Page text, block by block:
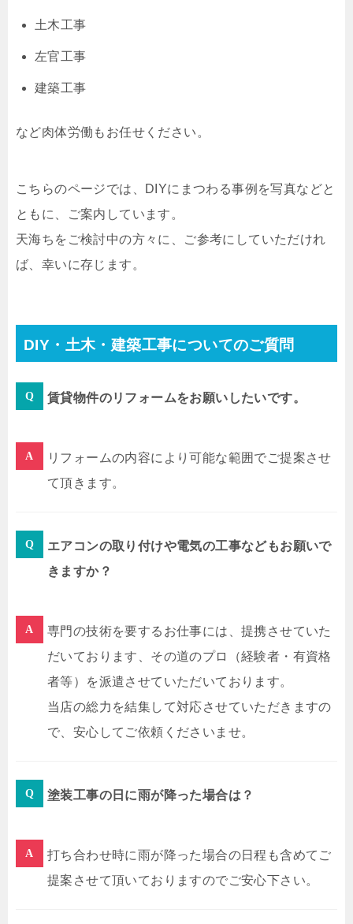
土木工事
左官工事
建築工事
など肉体労働もお任せください。
こちらのページでは、DIYにまつわる事例を写真などと
ともに、ご案内しています。
天海ちをご検討中の方々に、ご参考にしていただけれ
ば、幸いに存じます。
DIY・土木・建築工事についてのご質問
賃貸物件のリフォームをお願いしたいです。
リフォームの内容により可能な範囲でご提案させ
て頂きます。
エアコンの取り付けや電気の工事などもお願いで
きますか？
専門の技術を要するお仕事には、提携させていた
だいております、その道のプロ（経験者・有資格
者等）を派遣させていただいております。
当店の総力を結集して対応させていただきますの
で、安心してご依頼くださいませ。
塗装工事の日に雨が降った場合は？
打ち合わせ時に雨が降った場合の日程も含めてご
提案させて頂いておりますのでご安心下さい。